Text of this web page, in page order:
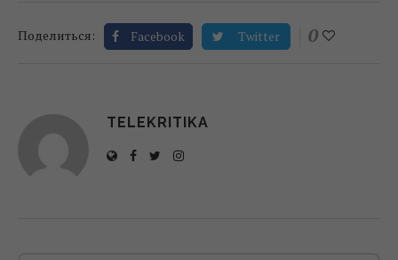
Поделиться: Facebook Twitter 0
TELEKRITIKA